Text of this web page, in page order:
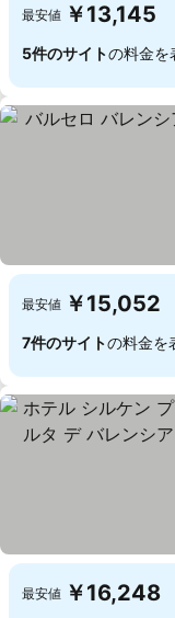
最安値 ￥13,145
5件のサイトの料金を
最安値 ￥15,052
7件のサイトの料金を
最安値 ￥16,248